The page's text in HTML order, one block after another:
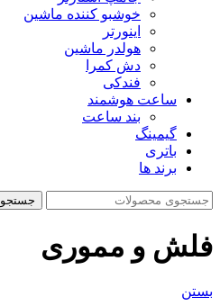
خوشبو کننده ماشین
اینورتر
هولدر ماشین
دش کمرا
فندکی
ساعت هوشمند
بند ساعت
گیمینگ
باتری
برند ها
جستجو
فلش و مموری
بستن